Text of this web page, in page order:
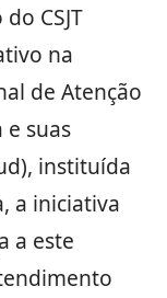
CSJT
na
de Atenção
e suas
instituída
a iniciativa
a este